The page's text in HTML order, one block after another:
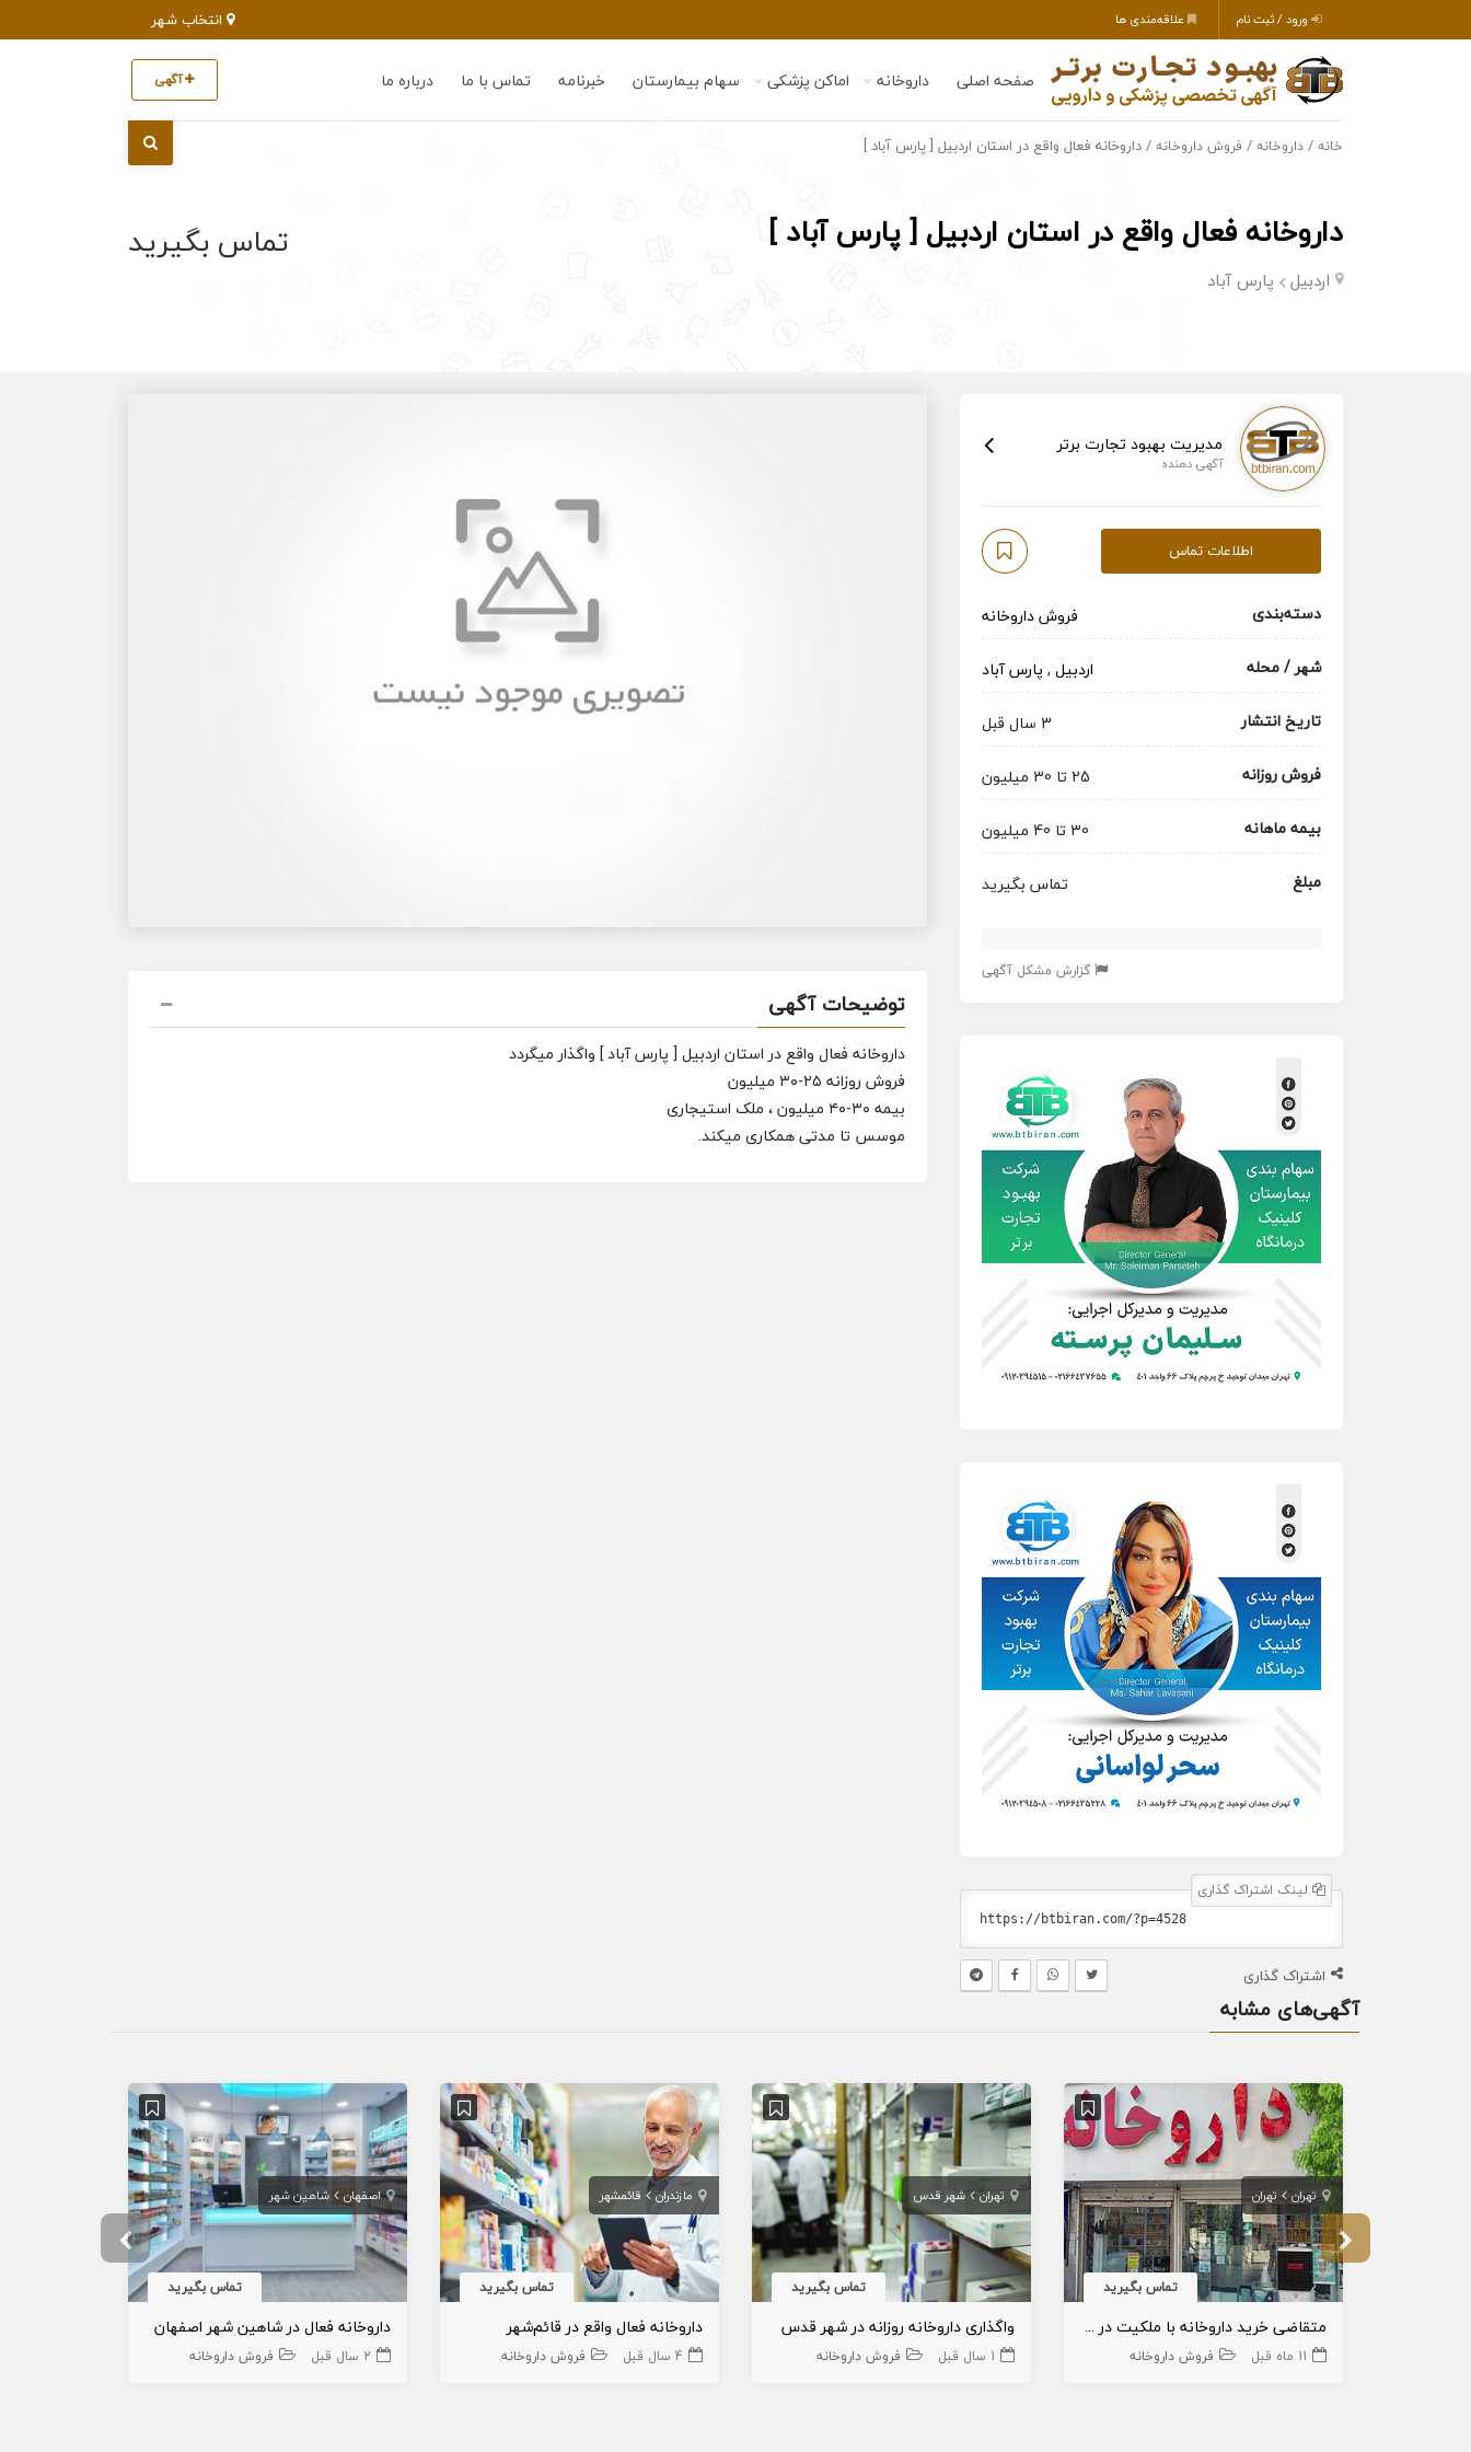
ورود / ثبت نام علاقه‌مندی ها
صفحه اصلی داروخانه اماکن پزشکی سهام بیمارستان خبرنامه تماس با ما درباره ما آگهی
خانه / داروخانه / فروش داروخانه / داروخانه فعال واقع در استان اردبیل [ پارس آباد ]
داروخانه فعال واقع در استان اردبیل [ پارس آباد ]
اردبیل پارس آباد
تماس بگیرید
مدیریت بهبود تجارت برتر
آگهی دهنده
اطلاعات تماس
دسته‌بندی
فروش داروخانه
شهر / محله
اردبیل , پارس آباد
تاریخ انتشار
3 سال قبل
فروش روزانه
25 تا 30 میلیون
بیمه ماهانه
30 تا 40 میلیون
مبلغ
تماس بگیرید
گزارش مشکل آگهی
لینک اشتراک گذاری
اشتراک گذاری
توضیحات آگهی
داروخانه فعال واقع در استان اردبیل [ پارس آباد ] واگذار میگردد
فروش روزانه ۲۵-۳۰ میلیون
بیمه ۳۰-۴۰ میلیون ، ملک استیجاری
موسس تا مدتی همکاری میکند.
آگهی‌های مشابه
تهران تهران
تماس بگیرید
متقاضی خرید داروخانه با ملکیت در تهران
11 ماه قبل فروش داروخانه
تهران شهر قدس
تماس بگیرید
واگذاری داروخانه روزانه در شهر قدس
1 سال قبل فروش داروخانه
مازندران قائمشهر
تماس بگیرید
داروخانه فعال واقع در قائم‌شهر
4 سال قبل فروش داروخانه
اصفهان شاهین شهر
تماس بگیرید
داروخانه فعال در شاهین شهر اصفهان
2 سال قبل فروش داروخانه